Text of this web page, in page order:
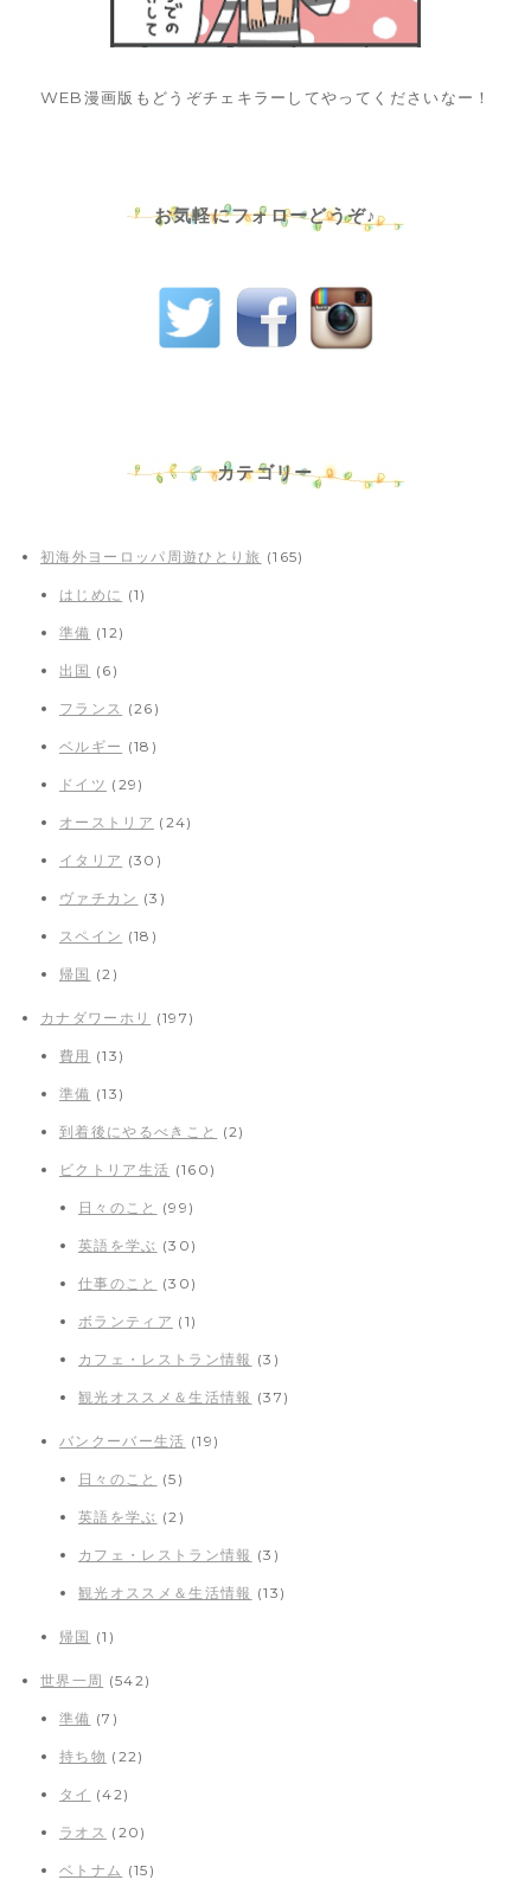
WEB漫画版もどうぞチェキラーしてやってくださいなー！
お気軽にフォローどうぞ♪
カテゴリー
初海外ヨーロッパ周遊ひとり旅 (165)
はじめに (1)
準備 (12)
出国 (6)
フランス (26)
ベルギー (18)
ドイツ (29)
オーストリア (24)
イタリア (30)
ヴァチカン (3)
スペイン (18)
帰国 (2)
カナダワーホリ (197)
費用 (13)
準備 (13)
到着後にやるべきこと (2)
ビクトリア生活 (160)
日々のこと (99)
英語を学ぶ (30)
仕事のこと (30)
ボランティア (1)
カフェ・レストラン情報 (3)
観光オススメ＆生活情報 (37)
バンクーバー生活 (19)
日々のこと (5)
英語を学ぶ (2)
カフェ・レストラン情報 (3)
観光オススメ＆生活情報 (13)
帰国 (1)
世界一周 (542)
準備 (7)
持ち物 (22)
タイ (42)
ラオス (20)
ベトナム (15)